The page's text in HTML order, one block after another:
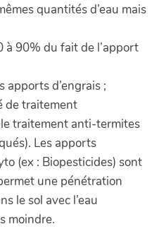
quantités d’eau mais
à 90% du fait de l’apport
apports d’engrais ;
de traitement
traitement anti-termites
Les apports
(ex : Biopesticides) sont
une pénétration
le sol avec l’eau
moindre.